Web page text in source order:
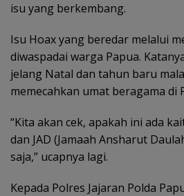
isu yang berkembang.
Isu Hoax yang beredar melalui
diwaspadai warga Papua.
jelang Natal dan tahun baru
memecahkan umat beragama di
“Kita akan cek, apakah ini ada
dan JAD (Jamaah Ansharut
saja,” ucapnya lagi.
Kepada Polres Jajaran Polda